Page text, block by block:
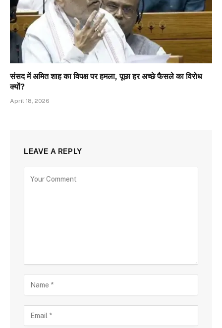
संसद में अमित शाह का विपक्ष पर हमला, पूछा हर अच्छे फैसले का विरोध
क्यों?
April 18, 2026
LEAVE A REPLY